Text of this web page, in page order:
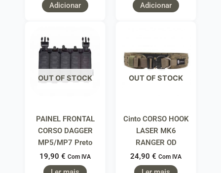
Adicionar Adicionar
OUT OF STOCK
PAINEL FRONTAL
CORSO DAGGER
MP5/MP7 Preto
19,90 € Com IVA
OUT OF STOCK
Cinto CORSO HOOK
LASER MK6
RANGER OD
24,90 € Com IVA